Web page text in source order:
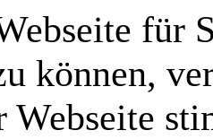
für
können,
Webseite